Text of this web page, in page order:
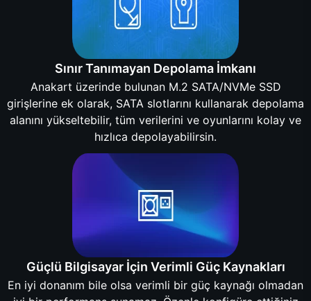
Sınır Tanımayan Depolama İmkanı
Anakart üzerinde bulunan M.2 SATA/NVMe SSD
girişlerine ek olarak, SATA slotlarını kullanarak depolama
alanını yükseltebilir, tüm verilerini ve oyunlarını kolay ve
hızlıca depolayabilirsin.
Güçlü Bilgisayar İçin Verimli Güç Kaynakları
En iyi donanım bile olsa verimli bir güç kaynağı olmadan